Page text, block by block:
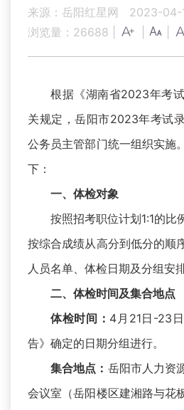
来源：岳阳红星网
2023-04-
浏览量： 26688
根据《湖南省2023年考
关规定，岳阳市2023年考试
公务员主管部门统一组织实施
下：
一、体检对象
按照招考职位计划1:1的比
按综合成绩从高分到低分的顺
人员名单、体检日期及分组安
二、体检时间及集合地点
体检时间： 4月21日-23
告》确定的日期分组进行。
集合地点： 岳阳市人力资
会议室（岳阳楼区建湘路与花